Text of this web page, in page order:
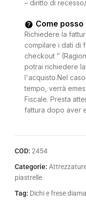
– diritto di
Come
Richiedere la
compilare i dati di
checkout ”
potrai richiedere
l'acquisto.Nel
tempo, verrà
Fiscale. Presta
fattura dopo aver
COD: 2454
Categorie:
piastrelle
Tag: Dichi e frese